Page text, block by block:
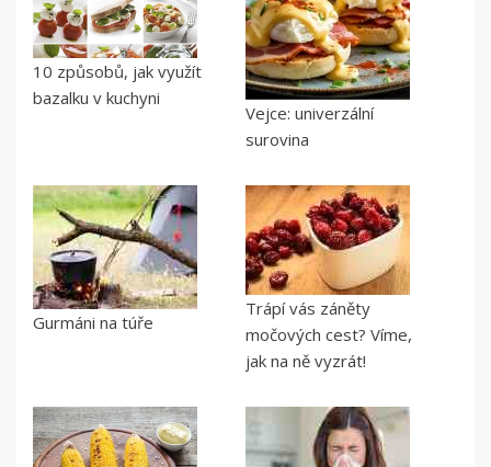
10 způsobů, jak využít
bazalku v kuchyni
Vejce: univerzální
surovina
Gurmáni na túře
Trápí vás záněty
močových cest? Víme,
jak na ně vyzrát!